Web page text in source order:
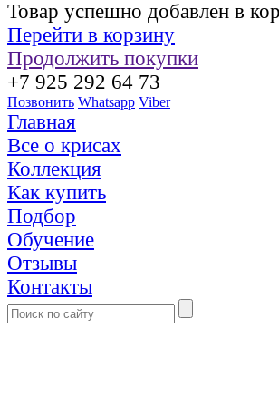
Товар успешно добавлен в
Перейти в корзину
Продолжить покупки
+7 925 292 64 73
Позвонить Whatsapp Viber
Главная
Все о крисах
Коллекция
Как купить
Подбор
Обучение
Отзывы
Контакты